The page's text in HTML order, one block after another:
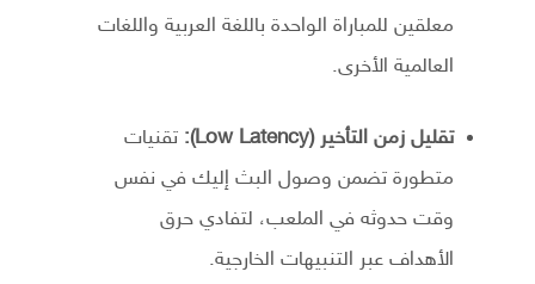
معلقين للمباراة الواحدة باللغة العربية واللغات
العالمية الأخرى.
تقليل زمن التأخير (Low Latency):
تقنيات
متطورة تضمن وصول البث إليك في نفس
وقت حدوثه في الملعب، لتفادي حرق
الأهداف عبر التنبيهات الخارجية.